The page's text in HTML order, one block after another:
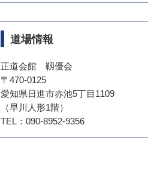
道場情報
正道会館 靱優会
〒470-0125
愛知県日進市赤池5丁目1109
（早川人形1階）
TEL：090-8952-9356